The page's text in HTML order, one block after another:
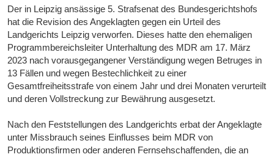
Der in Leipzig ansässige 5. Strafsenat des Bundesgerichtshofs
hat die Revision des Angeklagten gegen ein Urteil des
Landgerichts Leipzig verworfen. Dieses hatte den ehemaligen
Programmbereichsleiter Unterhaltung des MDR am 17. März
2023 nach vorausgegangener Verständigung wegen Betruges in
13 Fällen und wegen Bestechlichkeit zu einer
Gesamtfreiheitsstrafe von einem Jahr und drei Monaten verurteilt
und deren Vollstreckung zur Bewährung ausgesetzt.
Nach den Feststellungen des Landgerichts erbat der Angeklagte
unter Missbrauch seines Einflusses beim MDR von
Produktionsfirmen oder anderen Fernsehschaffenden, die an